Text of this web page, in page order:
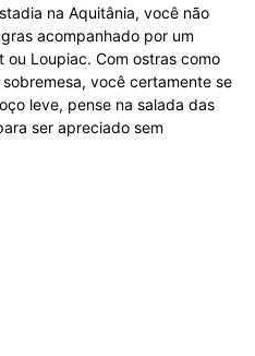
na Aquitânia, você não
acompanhado por um
Loupiac. Com ostras como
você certamente se
leve, pense na salada das
ser apreciado sem